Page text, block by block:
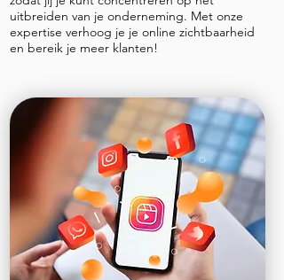
uitbreiden van je onderneming. Met onze
expertise verhoog je je online zichtbaarheid
en bereik je meer klanten!